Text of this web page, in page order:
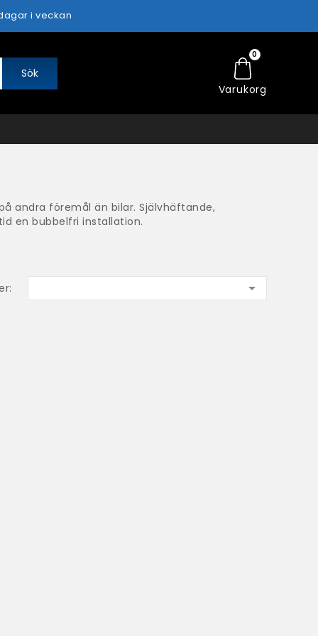
i veckan
Varukorg
0
Sök
andra föremål än bilar. Självhäftande,
en bubbelfri installation.
